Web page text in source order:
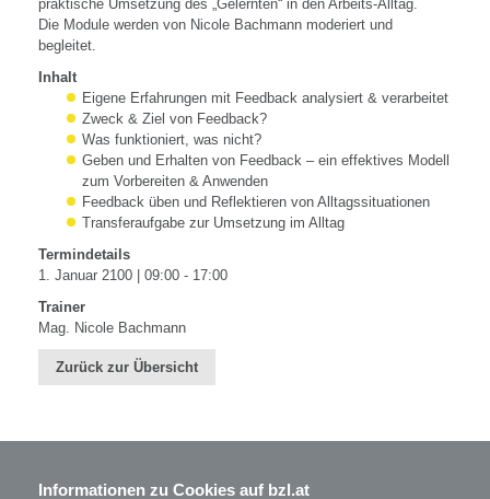
praktische Umsetzung des „Gelernten“ in den Arbeits-Alltag.
Die Module werden von Nicole Bachmann moderiert und
begleitet.
Inhalt
Eigene Erfahrungen mit Feedback analysiert & verarbeitet
Zweck & Ziel von Feedback?
Was funktioniert, was nicht?
Geben und Erhalten von Feedback – ein effektives Modell
zum Vorbereiten & Anwenden
Feedback üben und Reflektieren von Alltagssituationen
Transferaufgabe zur Umsetzung im Alltag
Termindetails
1. Januar 2100 | 09:00 - 17:00
Trainer
Mag. Nicole Bachmann
Zurück zur Übersicht
BZL - Bildungszentrum Lenzing GmbH
Informationen zu Cookies auf bzl.at